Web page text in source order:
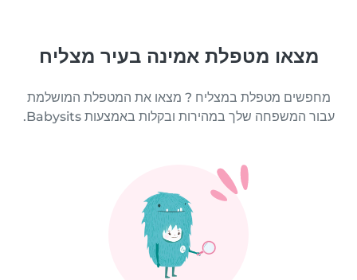
מצאו מטפלת אמינה בעיר מצליח
מחפשים מטפלת במצליח ? מצאו את המטפלת המושלמת
עבור המשפחה שלך במהירות ובקלות באמצעות Babysits.